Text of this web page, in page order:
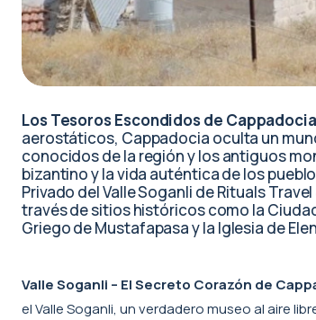
Los Tesoros Escondidos de
aerostáticos, Cappadocia oculta un
conocidos de la región y los antiguos
bizantino y la vida auténtica de los
Privado del Valle Soganli de Rituals
través de sitios históricos como la
Griego de Mustafapasa y la Iglesia de
Valle Soganli – El Secreto Corazón de
el Valle Soganli, un verdadero museo al aire